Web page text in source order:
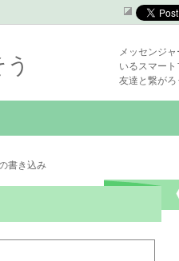
書き込み
メッセンジ
いるスマー
友達と繋がろ